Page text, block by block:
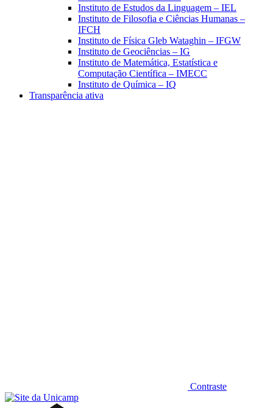
Instituto de Estudos da Linguagem – IEL
Instituto de Filosofia e Ciências Humanas –
IFCH
Instituto de Física Gleb Wataghin – IFGW
Instituto de Geociências – IG
Instituto de Matemática, Estatística e
Computação Científica – IMECC
Instituto de Química – IQ
Transparência ativa
Contraste